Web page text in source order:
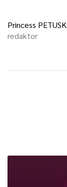
Princess
redaktor